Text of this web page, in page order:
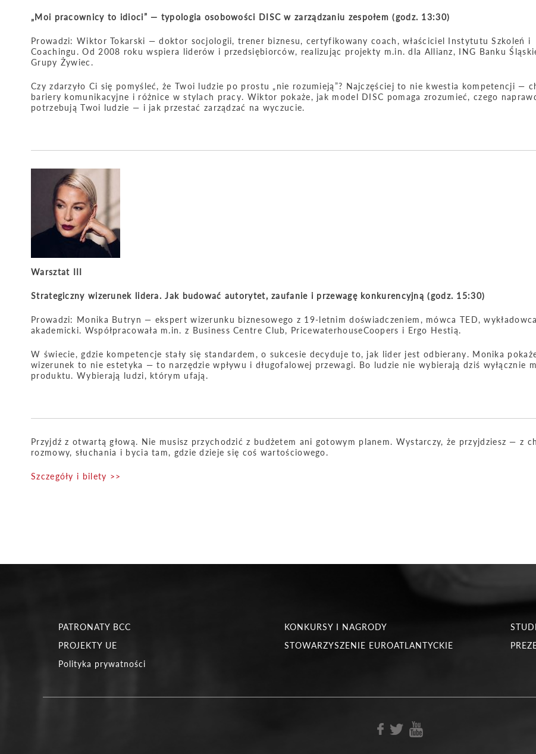
„Moi pracownicy to idioci” — typologia osobowości DISC w zarządzaniu zespołem (godz. 13:30)
Prowadzi: Wiktor Tokarski — doktor socjologii, trener biznesu, certyfikowany coach, właściciel Instytutu Szkoleń i
Coachingu. Od 2008 roku wspiera liderów i przedsiębiorców, realizując projekty m.in. dla Allianz, ING Banku
Grupy Żywiec.
Czy zdarzyło Ci się pomyśleć, że Twoi ludzie po prostu „nie rozumieją”? Najczęściej to nie kwestia kompetencji —
bariery komunikacyjne i różnice w stylach pracy. Wiktor pokaże, jak model DISC pomaga zrozumieć, czego
potrzebują Twoi ludzie — i jak przestać zarządzać na wyczucie.
Warsztat III
Strategiczny wizerunek lidera. Jak budować autorytet, zaufanie i przewagę konkurencyjną (godz. 15:30)
Prowadzi: Monika Butryn — ekspert wizerunku biznesowego z 19-letnim doświadczeniem, mówca TED, wykładowca
akademicki. Współpracowała m.in. z Business Centre Club, PricewaterhouseCoopers i Ergo Hestią.
W świecie, gdzie kompetencje stały się standardem, o sukcesie decyduje to, jak lider jest odbierany. Monika
wizerunek to nie estetyka — to narzędzie wpływu i długofalowej przewagi. Bo ludzie nie wybierają dziś wyłącznie
produktu. Wybierają ludzi, którym ufają.
Przyjdź z otwartą głową. Nie musisz przychodzić z budżetem ani gotowym planem. Wystarczy, że przyjdziesz — z
rozmowy, słuchania i bycia tam, gdzie dzieje się coś wartościowego.
Szczegóły i bilety >>
PATRONATY BCC KONKURSY I NAGRODY
PROJEKTY UE
STOWARZYSZENIE EUROATLANTYCKIE
Polityka prywatności